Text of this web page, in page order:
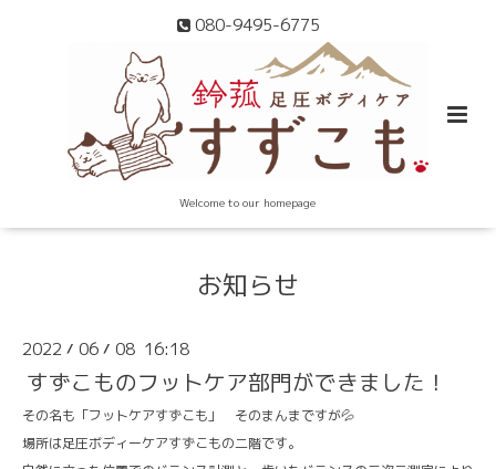
080-9495-6775
Welcome to our homepage
お知らせ
2022 / 06 / 08 16:18
すずこものフットケア部門ができました！
その名も「フットケアすずこも」 そのまんまですが💦
場所は足圧ボディーケアすずこもの二階です。